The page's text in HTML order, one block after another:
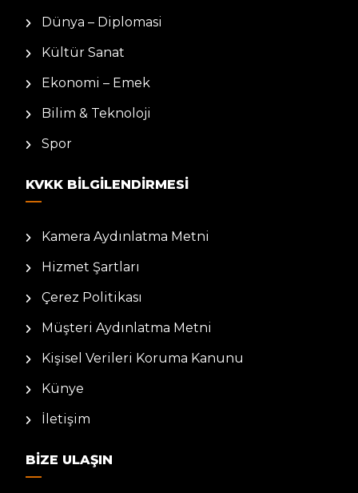
Dünya – Diplomasi
Kültür Sanat
Ekonomi – Emek
Bilim & Teknoloji
Spor
KVKK BILGILENDIRMESI
Kamera Aydınlatma Metni
Hizmet Şartları
Çerez Politikası
Müşteri Aydınlatma Metni
Kişisel Verileri Koruma Kanunu
Künye
İletişim
BIZE ULAŞIN